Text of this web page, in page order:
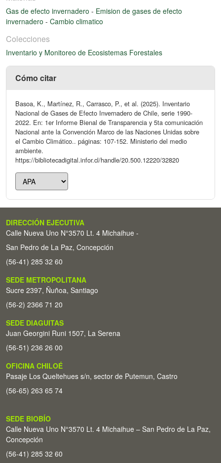
Gas de efecto invernadero - Emision de gases de efecto
invernadero - Cambio climatico
Colecciones
Inventario y Monitoreo de Ecosistemas Forestales
Cómo citar
Basoa, K., Martínez, R., Carrasco, P., et al. (2025). Inventario
Nacional de Gases de Efecto Invernadero de Chile, serie 1990-
2022. En: 1er Informe Bienal de Transparencia y 5ta comunicación
Nacional ante la Convención Marco de las Naciones Unidas sobre
el Cambio Climático.. páginas: 107-152. Ministerio del medio
ambiente.
https://bibliotecadigital.infor.cl/handle/20.500.12220/32820
DIRECCIÓN EJECUTIVA
Calle Nueva Uno N°3570 Lt. 4 Michaihue -
San Pedro de La Paz, Concepción
(56-41) 285 32 60
SEDE METROPOLITANA
Sucre 2397, Ñuñoa, Santiago
(56-2) 2366 71 20
SEDE DIAGUITAS
Juan Georgini Runi 1507, La Serena
(56-51) 236 26 00
OFICINA CHILOÉ
Pasaje Los Queltehues s/n, sector de Putemun, Castro
(56-65) 263 65 74
SEDE BIOBÍO
Calle Nueva Uno N°3570 Lt. 4 Michaihue – San Pedro de La Paz,
Concepción
(56-41) 285 32 60